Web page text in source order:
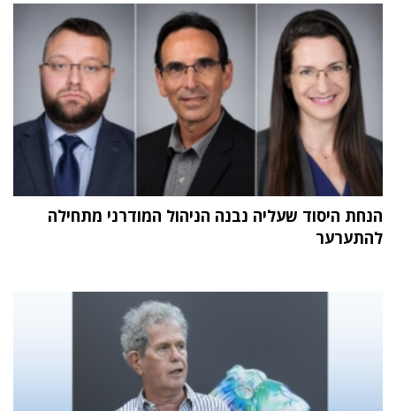
הנחת היסוד שעליה נבנה הניהול המודרני מתחילה
להתערער